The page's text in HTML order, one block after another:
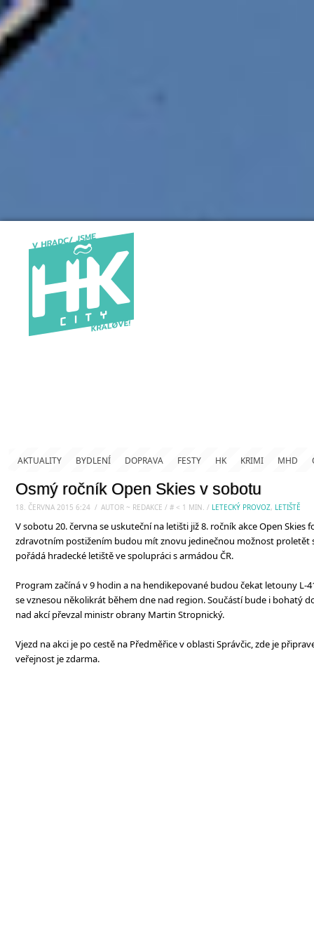
AKTUALITY BYDLENÍ DOPRAVA FESTY HK KRIMI MHD
Osmý ročník Open Skies v sobotu
18. ČERVNA 2015 6:24 / AUTOR ~ REDAKCE / # < 1 MIN. / LETECKÝ PROVOZ, LETIŠTĚ
V sobotu 20. června se uskuteční na letišti již 8. ročník akce Open Skies
zdravotním postižením budou mít znovu jedinečnou možnost proletět
pořádá hradecké letiště ve spolupráci s armádou ČR.
Program začíná v 9 hodin a na hendikepované budou čekat letouny L-
se vznesou několikrát během dne nad region. Součástí bude i bohatý
nad akcí převzal ministr obrany Martin Stropnický.
Vjezd na akci je po cestě na Předměřice v oblasti Správčic, zde je
veřejnost je zdarma.